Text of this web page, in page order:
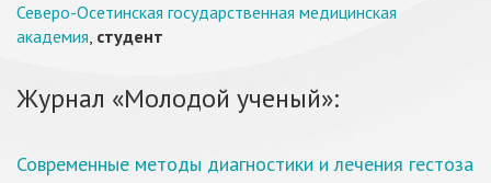
Северо-Осетинская государственная медицинская
академия, студент
Журнал «Молодой ученый»:
Современные методы диагностики и лечения гестоза